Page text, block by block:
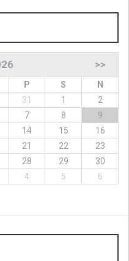
>>
P S
N
31 1
2
7 8
9
14 15
16
21 22
23
28 29
30
4 5 6